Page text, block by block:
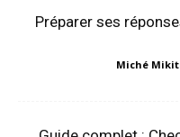
Préparer ses
Miché